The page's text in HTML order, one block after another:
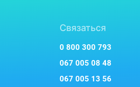
Связаться
0 800 300 793
067 005 08 48
067 005 13 56